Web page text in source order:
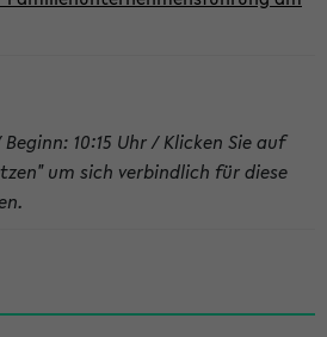
10:15 Uhr / Klicken Sie auf
um sich verbindlich für diese